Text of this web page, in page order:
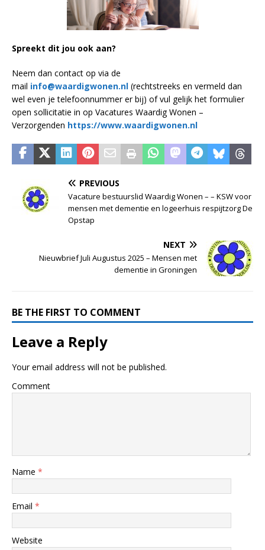
Spreekt dit jou ook aan?
Neem dan contact op via de
mail info@waardigwonen.nl (rechtstreeks en vermeld dan
wel even je telefoonnummer er bij) of vul gelijk het formulier
open sollicitatie in op Vacatures Waardig Wonen –
Verzorgenden https://www.waardigwonen.nl
PREVIOUS
Vacature bestuurslid Waardig Wonen – – KSW voor
mensen met dementie en logeerhuis respijtzorg De
Opstap
NEXT
Nieuwbrief Juli Augustus 2025 – Mensen met
dementie in Groningen
BE THE FIRST TO COMMENT
Leave a Reply
Your email address will not be published.
Comment
Name *
Email *
Website